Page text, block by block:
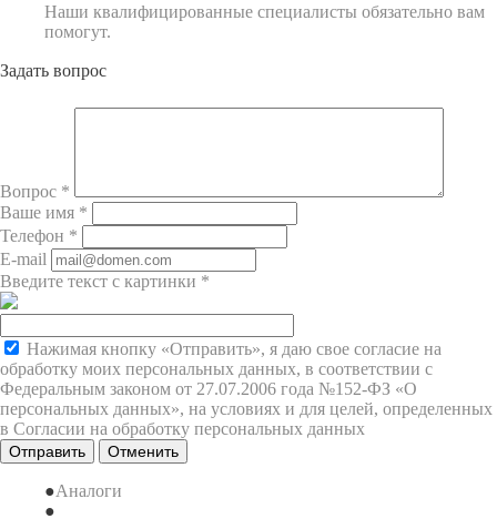
Наши квалифицированные специалисты обязательно вам
помогут.
Задать вопрос
Вопрос *
Ваше имя *
Телефон *
E-mail
Введите текст с картинки *
Нажимая кнопку «Отправить», я даю свое согласие на
обработку моих персональных данных, в соответствии с
Федеральным законом от 27.07.2006 года №152-ФЗ «О
персональных данных», на условиях и для целей, определенных
в Согласии на обработку персональных данных
Отменить
Аналоги